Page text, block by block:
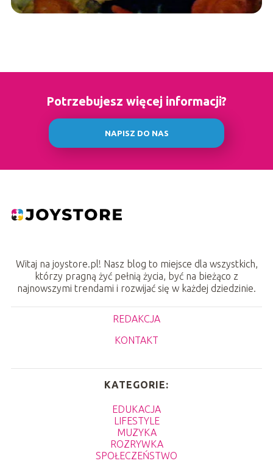
Potrzebujesz więcej informacji?
NAPISZ DO NAS
Witaj na joystore.pl! Nasz blog to miejsce dla wszystkich,
którzy pragną żyć pełnią życia, być na bieżąco z
najnowszymi trendami i rozwijać się w każdej dziedzinie.
REDAKCJA
KONTAKT
KATEGORIE:
EDUKACJA
LIFESTYLE
MUZYKA
ROZRYWKA
SPOŁECZEŃSTWO